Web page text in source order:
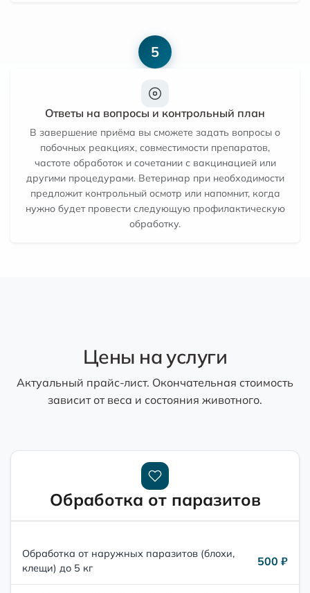
5
Ответы на вопросы и контрольный план
В завершение приёма вы сможете задать вопросы о
побочных реакциях, совместимости препаратов,
частоте обработок и сочетании с вакцинацией или
другими процедурами. Ветеринар при необходимости
предложит контрольный осмотр или напомнит, когда
нужно будет провести следующую профилактическую
обработку.
Цены на услуги
Актуальный прайс-лист. Окончательная стоимость
зависит от веса и состояния животного.
Обработка от паразитов
Обработка от наружных паразитов (блохи,
клещи) до 5 кг
500 ₽